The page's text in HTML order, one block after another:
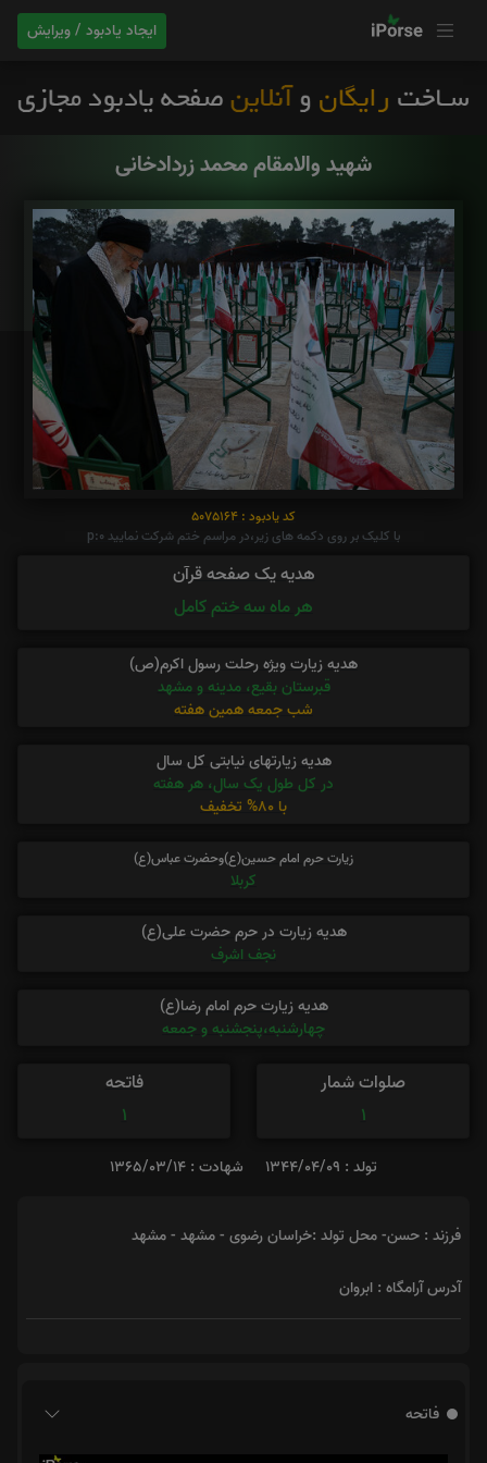
ایجاد یادبود / ویرایش
شهید والامقام محمد زردادخانی
کد یادبود : 5075164
با کلیک بر روی دکمه های زیر،در مراسم ختم شرکت نمایید p:0
هدیه یک صفحه قرآن
هر ماه سه ختم کامل
هدیه زیارت ویژه رحلت رسول اکرم(ص)
قبرستان بقیع، مدینه و مشهد
شب جمعه همین هفته
هدیه زیارتهای نیابتی کل سال
در کل طول یک سال، هر هفته
با 80% تخفیف
زیارت حرم امام حسین(ع)وحضرت عباس(ع)
کربلا
هدیه زیارت در حرم حضرت علی(ع)
نجف اشرف
هدیه زیارت حرم امام رضا(ع)
چهارشنبه،پنجشنبه و جمعه
صلوات شمار
1
فاتحه
1
تولد : 1344/04/09 شهادت : 1365/03/14
فرزند : حسن- محل تولد :خراسان رضوی - مشهد - مشهد
آدرس آرامگاه : ابروان
فاتحه